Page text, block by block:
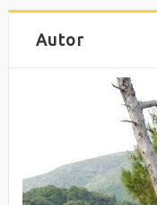
Autor